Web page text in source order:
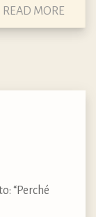
READ MORE
“Perché